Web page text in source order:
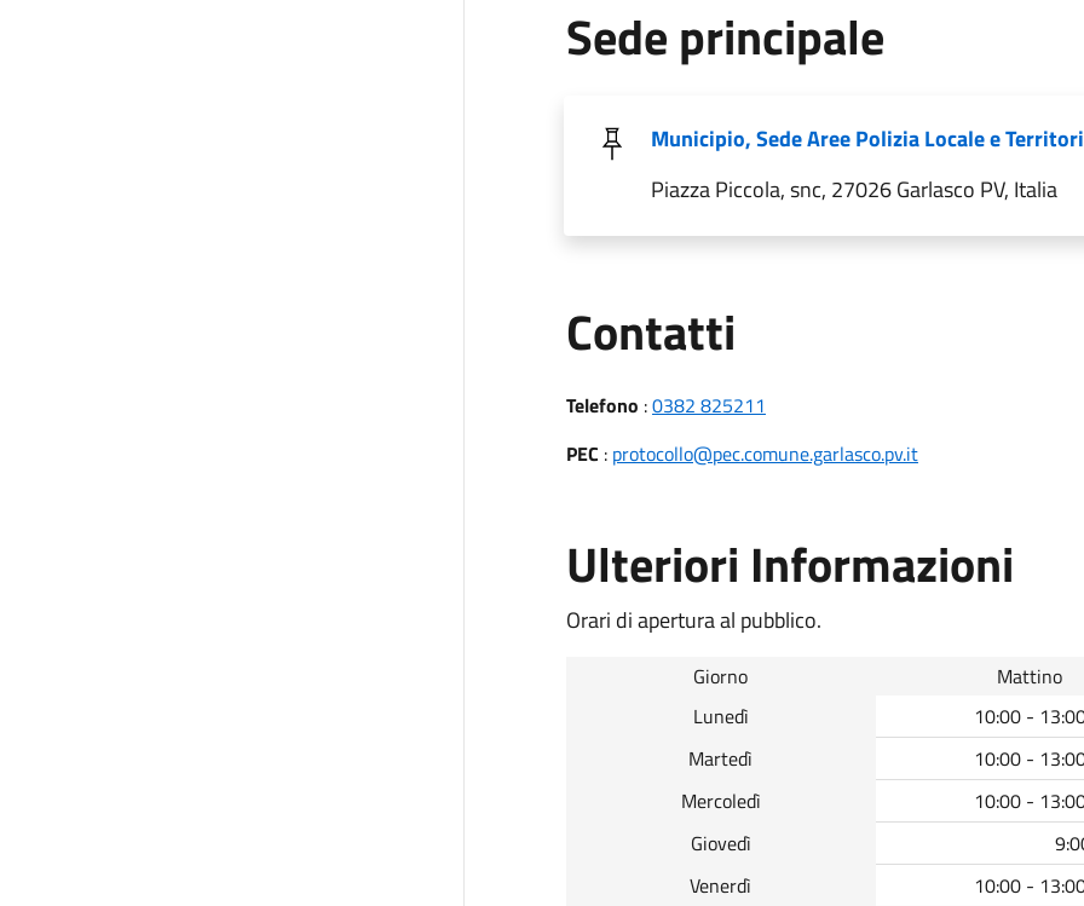
Sede principale
Municipio, Sede Aree Polizia Locale e
Piazza Piccola, snc, 27026 Garlasco PV, Italia
Contatti
Telefono :0382 825211
PEC : protocollo@pec.comune.garlasco.pv.it
Ulteriori Informazioni
Orari di apertura al pubblico.
Giorno
Mattino
Lunedì
10:00 -
Martedì
10:00 -
Mercoledì
10:00 -
Giovedì
Venerdì
10:00 -